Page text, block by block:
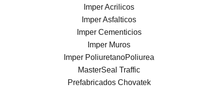
Imper Acrilicos
Imper Asfalticos
Imper Cementicios
Imper Muros
Imper PoliuretanoPoliurea
MasterSeal Traffic
Prefabricados Chovatek